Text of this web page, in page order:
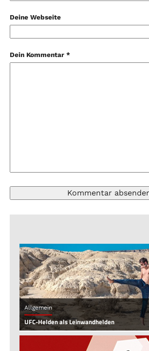
Deine Webseite
Dein Kommentar *
Allgemein
UFC-Helden als Leinwandhelden